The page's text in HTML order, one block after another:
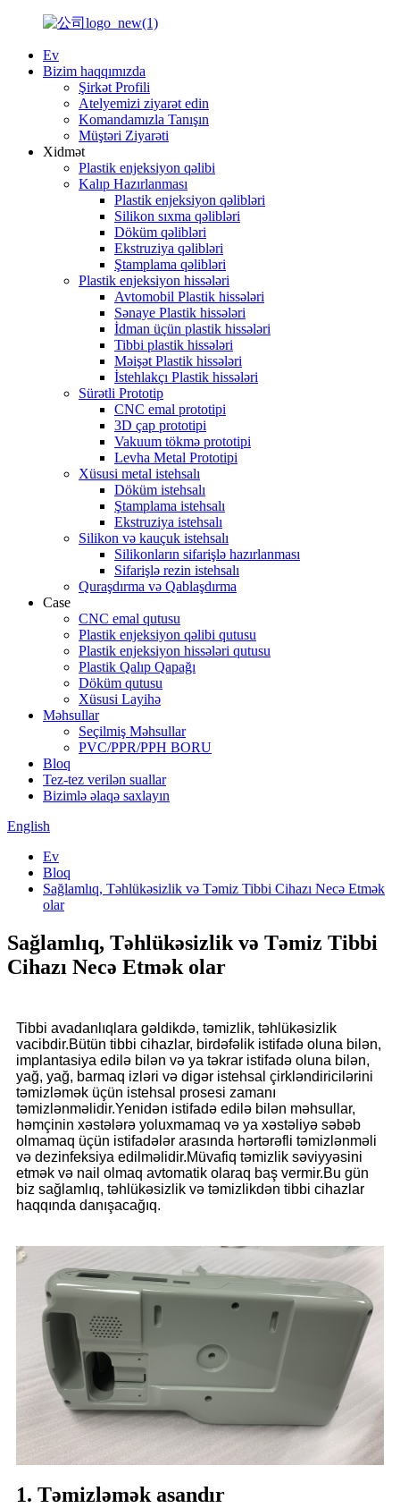
Ev
Bizim haqqımızda
Şirkət Profili
Atelyemizi ziyarət edin
Komandamızla Tanışın
Müştəri Ziyarəti
Xidmət
Plastik enjeksiyon qəlibi
Kalıp Hazırlanması
Plastik enjeksiyon qəlibləri
Silikon sıxma qəlibləri
Döküm qəlibləri
Ekstruziya qəlibləri
Ştamplama qəlibləri
Plastik enjeksiyon hissələri
Avtomobil Plastik hissələri
Sənaye Plastik hissələri
İdman üçün plastik hissələri
Tibbi plastik hissələri
Məişət Plastik hissələri
İstehlakçı Plastik hissələri
Sürətli Prototip
CNC emal prototipi
3D çap prototipi
Vakuum tökmə prototipi
Levha Metal Prototipi
Xüsusi metal istehsalı
Döküm istehsalı
Ştamplama istehsalı
Ekstruziya istehsalı
Silikon və kauçuk istehsalı
Silikonların sifarişlə hazırlanması
Sifarişlə rezin istehsalı
Quraşdırma və Qablaşdırma
Case
CNC emal qutusu
Plastik enjeksiyon qəlibi qutusu
Plastik enjeksiyon hissələri qutusu
Plastik Qalıp Qapağı
Döküm qutusu
Xüsusi Layihə
Məhsullar
Seçilmiş Məhsullar
PVC/PPR/PPH BORU
Bloq
Tez-tez verilən suallar
Bizimlə əlaqə saxlayın
English
Ev
Bloq
Sağlamlıq, Təhlükəsizlik və Təmiz Tibbi Cihazı Necə Etmək
olar
Sağlamlıq, Təhlükəsizlik və Təmiz Tibbi
Cihazı Necə Etmək olar
Tibbi avadanlıqlara gəldikdə, təmizlik, təhlükəsizlik
vacibdir.Bütün tibbi cihazlar, birdəfəlik istifadə oluna bilən,
implantasiya edilə bilən və ya təkrar istifadə oluna bilən,
yağ, yağ, barmaq izləri və digər istehsal çirkləndiricilərini
təmizləmək üçün istehsal prosesi zamanı
təmizlənməlidir.Yenidən istifadə edilə bilən məhsullar,
həmçinin xəstələrə yoluxmamaq və ya xəstəliyə səbəb
olmamaq üçün istifadələr arasında hərtərəfli təmizlənməli
və dezinfeksiya edilməlidir.Müvafiq təmizlik səviyyəsini
etmək və nail olmaq avtomatik olaraq baş vermir.Bu gün
biz sağlamlıq, təhlükəsizlik və təmizlikdən tibbi cihazlar
haqqında danışacağıq.
1. Təmizləmək asandır